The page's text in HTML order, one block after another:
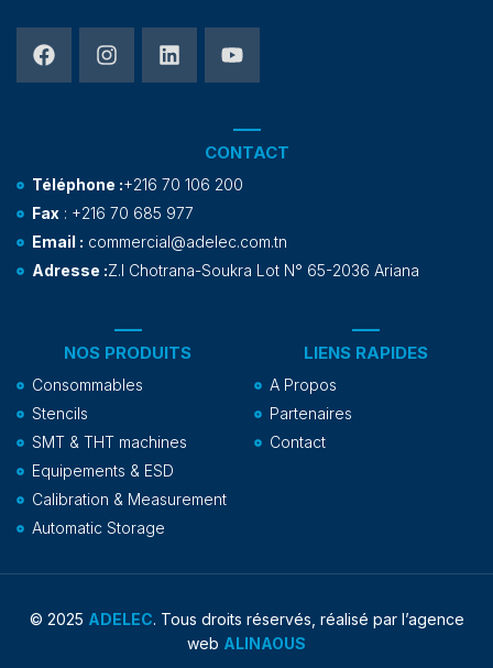
NOS PRODUITS
Consommables
Stencils
SMT & THT machines
Equipements & ESD
Calibration & Measurement
Automatic Storage
LIENS RAPIDES
A Propos
Partenaires
Contact
CONTACT
Téléphone :+216 70 106 200
Fax : +216 70 685 977
Email : commercial@adelec.com.tn
Adresse :Z.I Chotrana-Soukra Lot N° 65-2036 Ariana
© 2025 ADELEC. Tous droits réservés, réalisé par l’agence
web ALINAOUS